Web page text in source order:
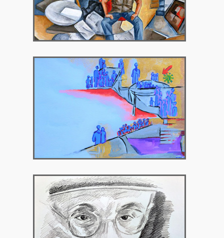
2021 – Γκαλερί Χρυσόθεμις
2023 – Σύρος